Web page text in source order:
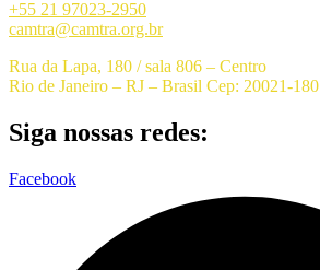
+55 21 97023-2950
camtra@camtra.org.br
Rua da Lapa, 180 / sala 806 – Centro
Rio de Janeiro – RJ – Brasil Cep: 20021-180
Siga nossas redes:
Facebook